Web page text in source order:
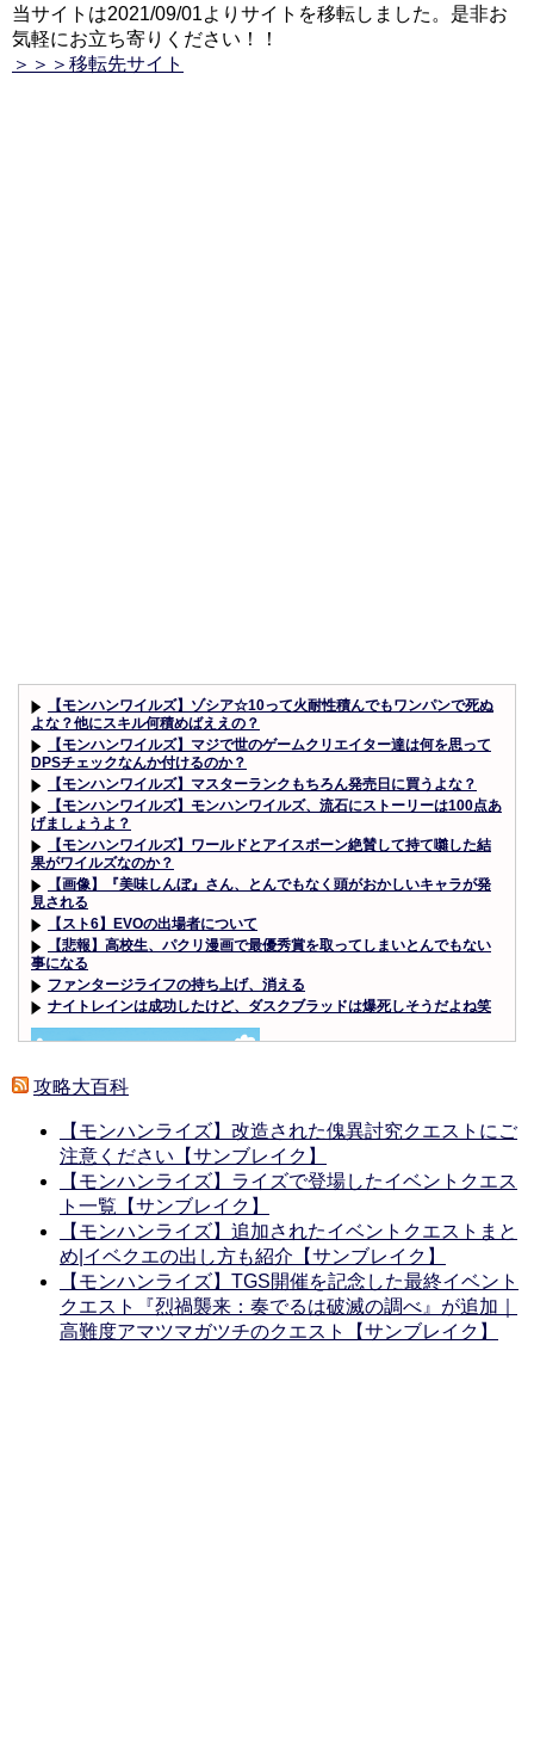
当サイトは2021/09/01よりサイトを移転しました。是非お
気軽にお立ち寄りください！！
＞＞＞移転先サイト
【モンハンワイルズ】ゾシア☆10って火耐性積んでもワンパンで死ぬ
よな？他にスキル何積めばええの？
【モンハンワイルズ】マジで世のゲームクリエイター達は何を思って
DPSチェックなんか付けるのか？
【モンハンワイルズ】マスターランクもちろん発売日に買うよな？
【モンハンワイルズ】モンハンワイルズ、流石にストーリーは100点あ
げましょうよ？
【モンハンワイルズ】ワールドとアイスボーン絶賛して持て囃した結
果がワイルズなのか？
【画像】『美味しんぼ』さん、とんでもなく頭がおかしいキャラが発
見される
【スト6】EVOの出場者について
【悲報】高校生、パクリ漫画で最優秀賞を取ってしまいとんでもない
事になる
ファンタージライフの持ち上げ、消える
ナイトレインは成功したけど、ダスクブラッドは爆死しそうだよね笑
Powered by livedoor 相互RSS
攻略大百科
【モンハンライズ】改造された傀異討究クエストにご
注意ください【サンブレイク】
【モンハンライズ】ライズで登場したイベントクエス
ト一覧【サンブレイク】
【モンハンライズ】追加されたイベントクエストまと
め|イベクエの出し方も紹介【サンブレイク】
【モンハンライズ】TGS開催を記念した最終イベント
クエスト『烈禍襲来：奏でるは破滅の調べ』が追加｜
高難度アマツマガツチのクエスト【サンブレイク】